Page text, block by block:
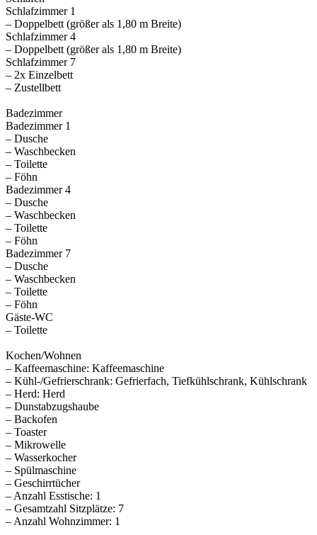
Schlafzimmer 1
– Doppelbett (größer als 1,80 m Breite)
Schlafzimmer 4
– Doppelbett (größer als 1,80 m Breite)
Schlafzimmer 7
– 2x Einzelbett
– Zustellbett
Badezimmer
Badezimmer 1
– Dusche
– Waschbecken
– Toilette
– Föhn
Badezimmer 4
– Dusche
– Waschbecken
– Toilette
– Föhn
Badezimmer 7
– Dusche
– Waschbecken
– Toilette
– Föhn
Gäste-WC
– Toilette
Kochen/Wohnen
– Kaffeemaschine: Kaffeemaschine
– Kühl-/Gefrierschrank: Gefrierfach, Tiefkühlschrank, Kühlschrank
– Herd: Herd
– Dunstabzugshaube
– Backofen
– Toaster
– Mikrowelle
– Wasserkocher
– Spülmaschine
– Geschirrtücher
– Anzahl Esstische: 1
– Gesamtzahl Sitzplätze: 7
– Anzahl Wohnzimmer: 1